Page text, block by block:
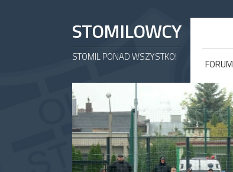
STOMILOWCY
STOMIL PONAD WSZYSTKO!
FORUM